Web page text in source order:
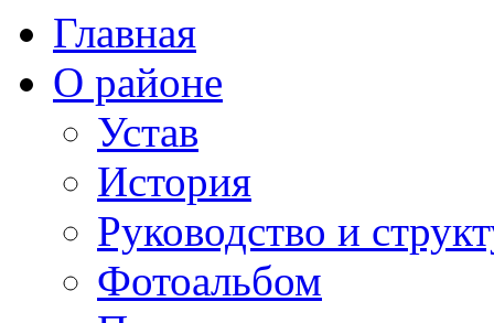
Главная
О районе
Устав
История
Руководство и
Фотоальбом